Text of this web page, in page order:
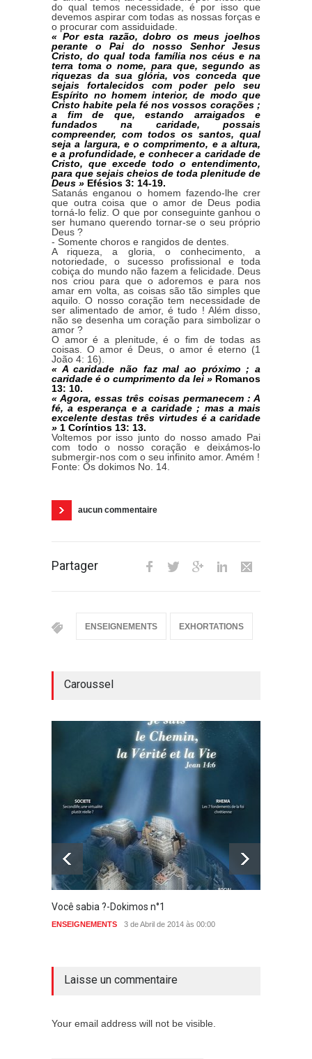
do qual temos necessidade, é por isso que
devemos aspirar com todas as nossas forças e
o procurar com assiduidade.
« Por esta razão, dobro os meus joelhos
perante o Pai do nosso Senhor Jesus
Cristo, do qual toda família nos céus e na
terra toma o nome, para que, segundo as
riquezas da sua glória, vos conceda que
sejais fortalecidos com poder pelo seu
Espírito no homem interior, de modo que
Cristo habite pela fé nos vossos corações ;
a fim de que, estando arraigados e
fundados na caridade, possais
compreender, com todos os santos, qual
seja a largura, e o comprimento, e a altura,
e a profundidade, e conhecer a caridade de
Cristo, que excede todo o entendimento,
para que sejais cheios de toda plenitude de
Deus » Efésios 3: 14-19.
Satanás enganou o homem fazendo-lhe crer
que outra coisa que o amor de Deus podia
torná-lo feliz. O que por conseguinte ganhou o
ser humano querendo tornar-se o seu próprio
Deus ?
- Somente choros e rangidos de dentes.
A riqueza, a gloria, o conhecimento, a
notoriedade, o sucesso profissional e toda
cobiça do mundo não fazem a felicidade. Deus
nos criou para que o adoremos e para nos
amar em volta, as coisas são tão simples que
aquilo. O nosso coração tem necessidade de
ser alimentado de amor, é tudo ! Além disso,
não se desenha um coração para simbolizar o
amor ?
O amor é a plenitude, é o fim de todas as
coisas. O amor é Deus, o amor é eterno (1
João 4: 16).
« A caridade não faz mal ao próximo ; a
caridade é o cumprimento da lei » Romanos
13: 10.
« Agora, essas três coisas permanecem : A
fé, a esperança e a caridade ; mas a mais
excelente destas três virtudes é a caridade
» 1 Coríntios 13: 13.
Voltemos por isso junto do nosso amado Pai
com todo o nosso coração e deixámos-lo
submergir-nos com o seu infinito amor. Amém !
Fonte: Os dokimos No. 14.
aucun commentaire
Partager
ENSEIGNEMENTS EXHORTATIONS
Caroussel
Você sabia ?-Dokimos n°1
ENSEIGNEMENTS 3 de Abril de 2014 às 00:00
Laisse un commentaire
Your email address will not be visible.